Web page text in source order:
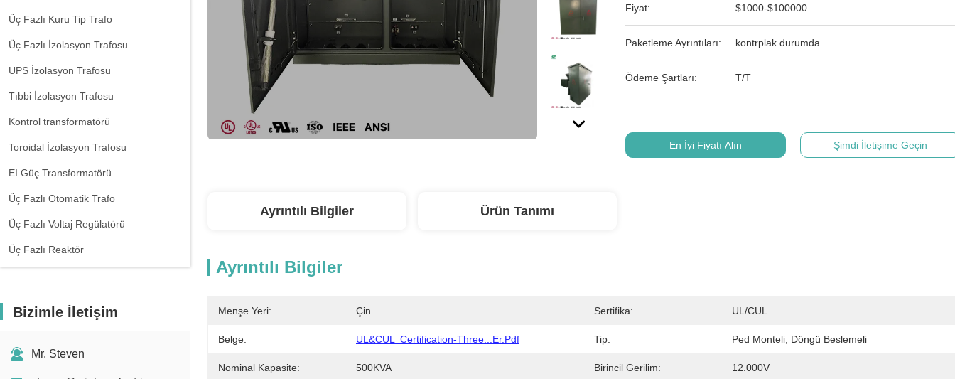
Üç Fazlı Kuru Tip Trafo
Üç Fazlı İzolasyon Trafosu
UPS İzolasyon Trafosu
Tıbbi İzolasyon Trafosu
Kontrol transformatörü
Toroidal İzolasyon Trafosu
EI Güç Transformatörü
Üç Fazlı Otomatik Trafo
Üç Fazlı Voltaj Regülatörü
Üç Fazlı Reaktör
Bizimle İletişim
Mr. Steven
Fiyat: $1000-$100000
Paketleme Ayrıntıları: kontrplak durumda
Ödeme Şartları: T/T
En İyi Fiyatı Alın Şimdi İletişime Geçin
Ayrıntılı Bilgiler Ürün Tanımı
Ayrıntılı Bilgiler
Menşe Yeri: Çin Sertifika: UL/cUL
Belge: UL&cUL  Certification-Three...er.pdf Tip: Ped Monteli, Döngü Beslemeli
Nominal Kapasite: 500KVA Birincil Gerilim: 12.000V